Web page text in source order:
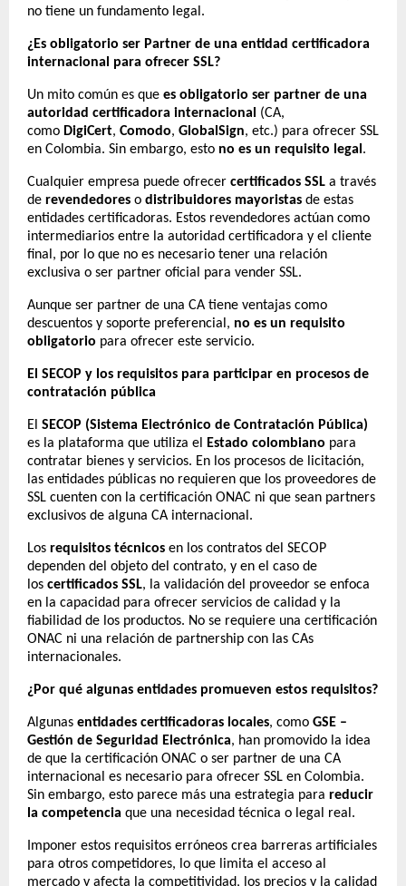
no tiene un fundamento legal.
¿Es obligatorio ser Partner de una entidad certificadora
internacional para ofrecer SSL?
Un mito común es que es obligatorio ser partner de una
autoridad certificadora internacional
(CA,
como DigiCert, Comodo, GlobalSign, etc.) para ofrecer SSL
en Colombia. Sin embargo, esto no es un requisito legal .
Cualquier empresa puede ofrecer certificados SSL a través
de revendedores o distribuidores mayoristas de estas
entidades certificadoras. Estos revendedores actúan como
intermediarios entre la autoridad certificadora y el cliente
final, por lo que no es necesario tener una relación
exclusiva o ser partner oficial para vender SSL.
Aunque ser partner de una CA tiene ventajas como
descuentos y soporte preferencial, no es un requisito
obligatorio para ofrecer este servicio.
El SECOP y los requisitos para participar en procesos de
contratación pública
El SECOP (Sistema Electrónico de Contratación Pública)
es la plataforma que utiliza el
Estado colombiano para
contratar bienes y servicios. En los procesos de licitación,
las entidades públicas no requieren que los proveedores de
SSL cuenten con la certificación ONAC ni que sean partners
exclusivos de alguna CA internacional.
Los requisitos técnicos en los contratos del SECOP
dependen del objeto del contrato, y en el caso de
los certificados SSL, la validación del proveedor se enfoca
en la capacidad para ofrecer servicios de calidad y la
fiabilidad de los productos. No se requiere una certificación
ONAC ni una relación de partnership con las CAs
internacionales.
¿Por qué algunas entidades promueven estos requisitos?
Algunas entidades certificadoras locales, como GSE –
Gestión de Seguridad Electrónica, han promovido la idea
de que la certificación ONAC o ser partner de una CA
internacional es necesario para ofrecer SSL en Colombia.
Sin embargo, esto parece más una estrategia para reducir
la competencia que una necesidad técnica o legal real.
Imponer estos requisitos erróneos crea barreras artificiales
para otros competidores, lo que limita el acceso al
mercado y afecta la competitividad, los precios y la calidad